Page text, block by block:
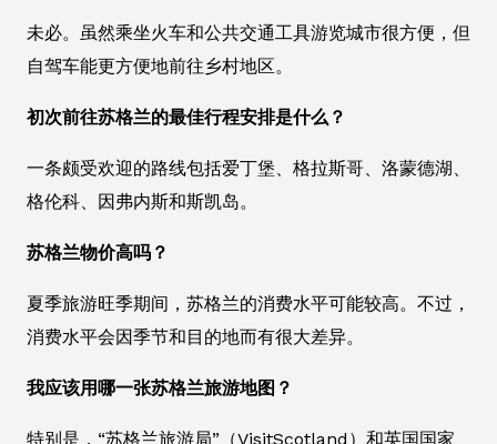
未必。虽然乘坐火车和公共交通工具游览城市很方便，但
自驾车能更方便地前往乡村地区。
初次前往苏格兰的最佳行程安排是什么？
一条颇受欢迎的路线包括爱丁堡、格拉斯哥、洛蒙德湖、
格伦科、因弗内斯和斯凯岛。
苏格兰物价高吗？
夏季旅游旺季期间，苏格兰的消费水平可能较高。不过，
消费水平会因季节和目的地而有很大差异。
我应该用哪一张苏格兰旅游地图？
特别是，“苏格兰旅游局”（VisitScotland）和英国国家